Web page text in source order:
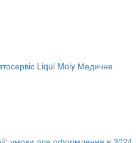
Liqui Moly Медичне